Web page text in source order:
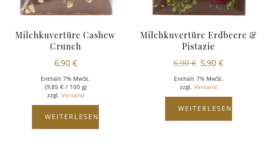
Milchkuvertüre Cashew
Crunch
6,90 €
Enthält 7% MwSt.
(9,85 €/ 100 g)
zzgl. Versand
WEITERLESEN
Milchkuvertüre Erdbeere &
Pistazie
6,90€ 5,90€
Enthält 7% MwSt.
zzgl.Versand
WEITERLESEN